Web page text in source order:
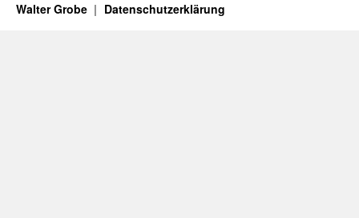
Walter Grobe Datenschutzerklärung